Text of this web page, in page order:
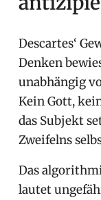
Descartes‘
Denken
unabhängig
Kein Gott,
das Subjekt
Zweifelns
Das
lautet